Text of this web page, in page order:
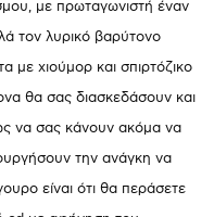
με πρωταγωνιστή έναν
τον λυρικό βαρύτονο
χιούμορ και σπιρτόζικο
θα σας διασκεδάσουν και
να σας κάνουν ακόμα να
την ανάγκη να
είναι ότι θα περάσετε